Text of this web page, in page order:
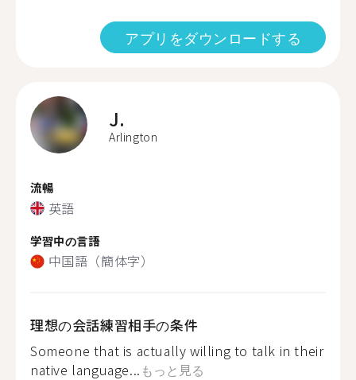
アプリをダウンロードする
J.
Arlington
流暢
英語
学習中の言語
中国語（簡体字）
理想の会話練習相手の条件
Someone that is actually willing to talk in their
native language... もっと見る